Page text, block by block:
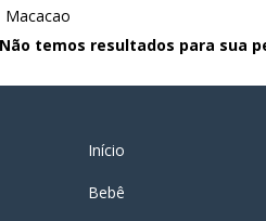
Macacao
Não temos resultados para sua
Início
Bebê